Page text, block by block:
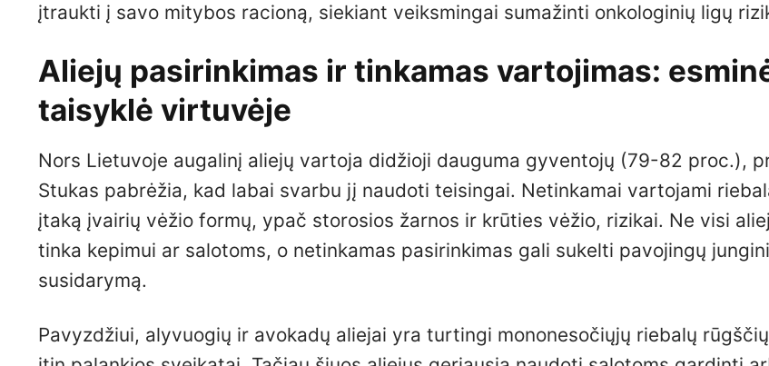
įtraukti į savo mitybos racioną, siekiant veiksmingai sumažinti onkologinių ligų
Aliejų pasirinkimas ir tinkamas vartojimas:
taisyklė virtuvėje
Nors Lietuvoje augalinį aliejų vartoja didžioji dauguma gyventojų (79-82 proc.),
Stukas pabrėžia, kad labai svarbu jį naudoti teisingai. Netinkamai vartojami
įtaką įvairių vėžio formų, ypač storosios žarnos ir krūties vėžio, rizikai. Ne visi
tinka kepimui ar salotoms, o netinkamas pasirinkimas gali sukelti pavojingų
susidarymą.
Pavyzdžiui, alyvuogių ir avokadų aliejai yra turtingi mononesočiųjų riebalų